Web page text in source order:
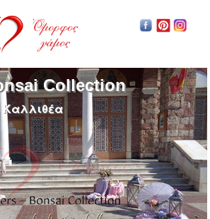
Collection
Καλλιθέα